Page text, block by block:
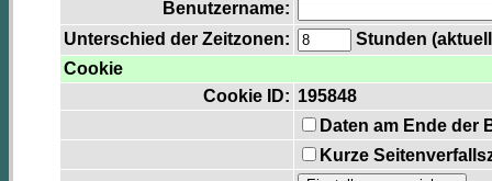
Benutzername:
Unterschied der Zeitzonen:
Stunden
Cookie
Cookie ID: 195848
Daten am Ende der
Kurze